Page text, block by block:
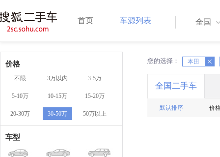
首页 车源列表 全国
价格
不限 3万以内 3-5万
5-10万 10-15万 15-20万
20-30万 30-50万 50万以上
车型
您的选择： 本田
X X
全国二手车
默认排序 价